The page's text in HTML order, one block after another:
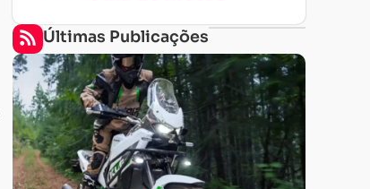
Últimas Publicações